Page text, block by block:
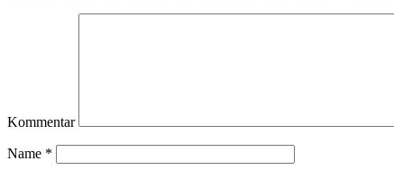
Kommentar
Name *